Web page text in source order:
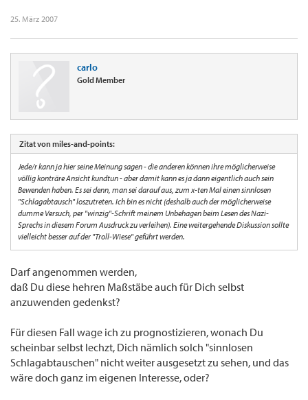
25. März 2007
carlo
Gold Member
Zitat von miles-and-points:
Jede/r kann ja hier seine Meinung sagen - die anderen können ihre möglicherweise
völlig konträre Ansicht kundtun - aber damit kann es ja dann eigentlich auch sein
Bewenden haben. Es sei denn, man sei darauf aus, zum x-ten Mal einen sinnlosen
"Schlagabtausch" loszutreten. Ich bin es nicht (deshalb auch der möglicherweise
dumme Versuch, per "winzig"-Schrift meinem Unbehagen beim Lesen des Nazi-
Sprechs in diesem Forum Ausdruck zu verleihen). Eine weitergehende Diskussion sollte
vielleicht besser auf der "Troll-Wiese" geführt werden.
Darf angenommen werden,
daß Du diese hehren Maßstäbe auch für Dich selbst
anzuwenden gedenkst?
Für diesen Fall wage ich zu prognostizieren, wonach Du
scheinbar selbst lechzt, Dich nämlich solch "sinnlosen
Schlagabtauschen" nicht weiter ausgesetzt zu sehen, und das
wäre doch ganz im eigenen Interesse, oder?